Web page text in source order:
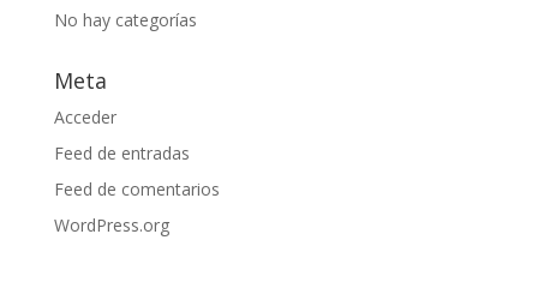
No hay categorías
Meta
Acceder
Feed de entradas
Feed de comentarios
WordPress.org